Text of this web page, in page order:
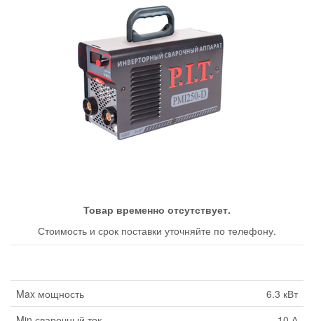
Товар временно отсутствует.
Стоимость и срок поставки уточняйте по телефону.
Max мощность
6.3 кВт